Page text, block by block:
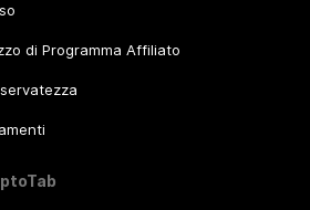
di Programma Affiliato